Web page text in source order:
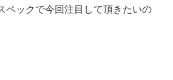
ペックで今回注目して頂きたいの